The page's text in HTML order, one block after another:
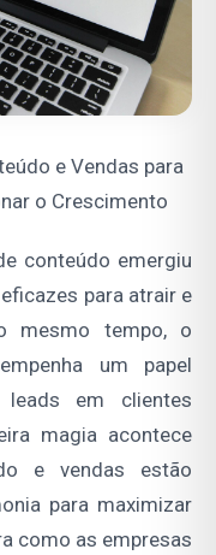
e Vendas para
o Crescimento
conteúdo emergiu
para atrair e
mesmo tempo, o
um papel
leads em clientes
magia acontece
e vendas estão
para maximizar
como as empresas